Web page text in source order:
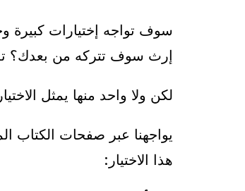
سوف تواجه إختيارات
إرث سوف تتركه من بعدك؟
لكن ولا واحد منها يمثل
يواجهنا عبر صفحات الكتاب
هذا الاختيار: